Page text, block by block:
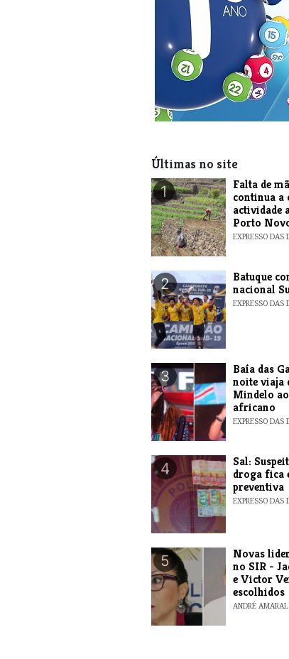
Últimas no site
1
Falta de
continua a
actividade
Porto
EXPRESSO DAS
2
​Batuque
nacional
EXPRESSO DAS
3
Baía das
noite viaja
Mindelo
africano
EXPRESSO DAS
4
​Sal:
droga fica
preventiva
EXPRESSO DAS
5
Novas
no SIR -
e Victor
escolhidos
ANDRÉ AMARAL